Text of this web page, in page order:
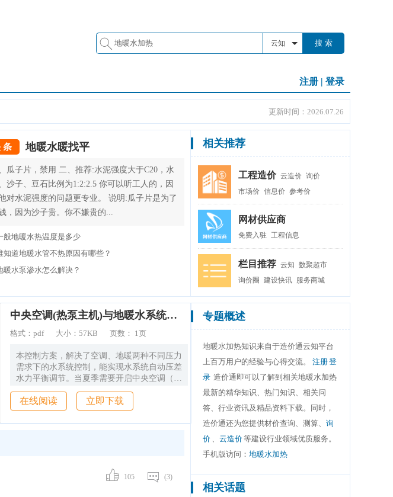
云知 搜 索
注册 | 登录
更新时间：2026.07.26
条 地暖水暖找平
瓜子片，禁用 二、推荐:水泥强度大于C20，水
沙子、豆石比例为1:2:2.5 你可以听工人的，因
对水泥强度的问题更专业。 说明:瓜子片是为了
，因为沙子贵。你不嫌贵的...
般地暖水热温度是多少
知道地暖水管不热原因有哪些？
暖水泵渗水怎么解决？
相关推荐
工程造价 云造价 询价
市场价 信息价 参考价
网材供应商
免费入驻 工程信息
栏目推荐 云知 数聚超市
询价圈
建设快讯 服务商城
中央空调(热泵主机)与地暖水系统的压差平衡控制方案
格式： pdf 大小： 57KB 页数： 1页
本控制方案，解决了空调、地暖两种不同压力
需求下的水系统控制，能实现水系统自动压差
水力平衡调节。当夏季需要开启中央空调（制
冷）时，空调水系统压差恒定在0．2MPa左
右；当冬季开启地暖（供热）时，地暖水系统
压差由三通调节阀自动调节至0．03～0．
05MPa。
在线阅读 立即下载
(3)
105
专题概述
地暖水加热知识来自于造价通云知平台
上百万用户的经验与心得交流。 注册登
录 造价通即可以了解到相关地暖水加热
最新的精华知识、热门知识、相关问
答、行业资讯及精品资料下载。同时，
造价通还为您提供材价查询、测算、 询
价 、 云造价等建设行业领域优质服务。
手机版访问： 地暖水加热
相关话题